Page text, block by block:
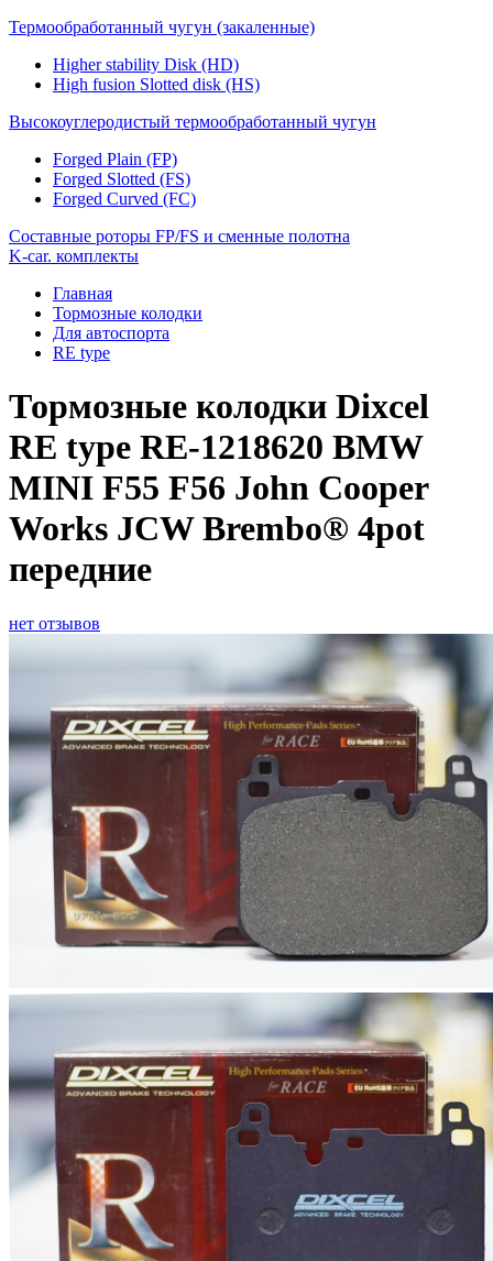
Термообработанный чугун (закаленные)
Higher stability Disk (HD)
High fusion Slotted disk (HS)
Высокоуглеродистый термообработанный чугун
Forged Plain (FP)
Forged Slotted (FS)
Forged Curved (FC)
Составные роторы FP/FS и сменные полотна
K-car. комплекты
Главная
Тормозные колодки
Для автоспорта
RE type
Тормозные колодки Dixcel
RE type RE-1218620 BMW
MINI F55 F56 John Cooper
Works JCW Brembo® 4pot
передние
нет отзывов